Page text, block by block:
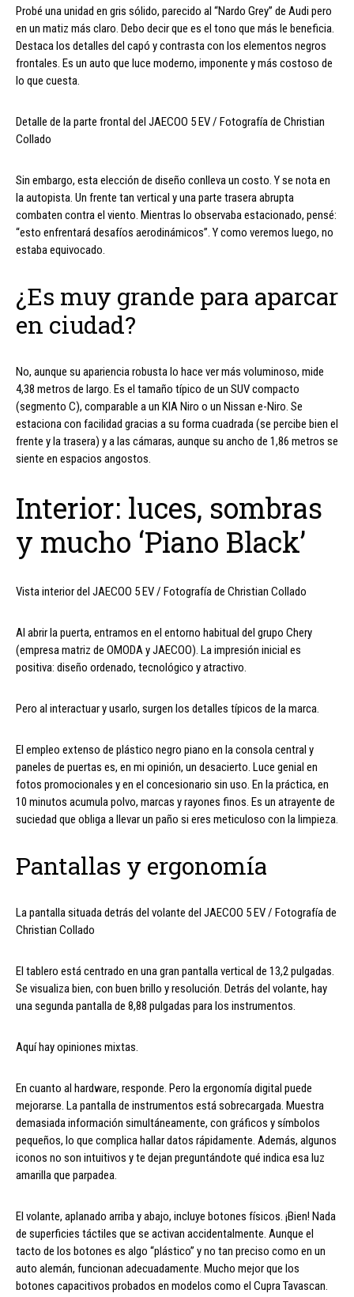
Probé una unidad en gris sólido, parecido al “Nardo Grey” de Audi pero
en un matiz más claro. Debo decir que es el tono que más le beneficia.
Destaca los detalles del capó y contrasta con los elementos negros
frontales. Es un auto que luce moderno, imponente y más costoso de
lo que cuesta.
Detalle de la parte frontal del JAECOO 5 EV / Fotografía de Christian
Collado
Sin embargo, esta elección de diseño conlleva un costo. Y se nota en
la autopista. Un frente tan vertical y una parte trasera abrupta
combaten contra el viento. Mientras lo observaba estacionado, pensé:
“esto enfrentará desafíos aerodinámicos”. Y como veremos luego, no
estaba equivocado.
¿Es muy grande para aparcar
en ciudad?
No, aunque su apariencia robusta lo hace ver más voluminoso, mide
4,38 metros de largo. Es el tamaño típico de un SUV compacto
(segmento C), comparable a un KIA Niro o un Nissan e-Niro. Se
estaciona con facilidad gracias a su forma cuadrada (se percibe bien el
frente y la trasera) y a las cámaras, aunque su ancho de 1,86 metros se
siente en espacios angostos.
Interior: luces, sombras
y mucho ‘Piano Black’
Vista interior del JAECOO 5 EV / Fotografía de Christian Collado
Al abrir la puerta, entramos en el entorno habitual del grupo Chery
(empresa matriz de OMODA y JAECOO). La impresión inicial es
positiva: diseño ordenado, tecnológico y atractivo.
Pero al interactuar y usarlo, surgen los detalles típicos de la marca.
El empleo extenso de plástico negro piano en la consola central y
paneles de puertas es, en mi opinión, un desacierto. Luce genial en
fotos promocionales y en el concesionario sin uso. En la práctica, en
10 minutos acumula polvo, marcas y rayones finos. Es un atrayente de
suciedad que obliga a llevar un paño si eres meticuloso con la limpieza.
Pantallas y ergonomía
La pantalla situada detrás del volante del JAECOO 5 EV / Fotografía de
Christian Collado
El tablero está centrado en una gran pantalla vertical de 13,2 pulgadas.
Se visualiza bien, con buen brillo y resolución. Detrás del volante, hay
una segunda pantalla de 8,88 pulgadas para los instrumentos.
Aquí hay opiniones mixtas.
En cuanto al hardware, responde. Pero la ergonomía digital puede
mejorarse. La pantalla de instrumentos está sobrecargada. Muestra
demasiada información simultáneamente, con gráficos y símbolos
pequeños, lo que complica hallar datos rápidamente. Además, algunos
iconos no son intuitivos y te dejan preguntándote qué indica esa luz
amarilla que parpadea.
El volante, aplanado arriba y abajo, incluye botones físicos. ¡Bien! Nada
de superficies táctiles que se activan accidentalmente. Aunque el
tacto de los botones es algo “plástico” y no tan preciso como en un
auto alemán, funcionan adecuadamente. Mucho mejor que los
botones capacitivos probados en modelos como el Cupra Tavascan.